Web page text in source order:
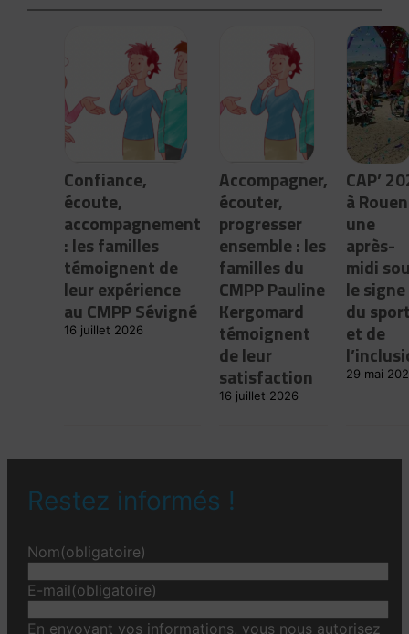
Confiance,
écoute,
accompagnement
: les familles
témoignent de
leur expérience
au CMPP Sévigné
16 juillet 2026
Accompagner,
écouter,
progresser
ensemble : les
familles du
CMPP Pauline
Kergomard
témoignent
de leur
satisfaction
16 juillet 2026
CAP’
à
une
après-
midi
le signe
du
et de
29 mai
Restez informés !
Nom(obligatoire)
E-mail(obligatoire)
En envoyant vos informations, vous nous autorisez